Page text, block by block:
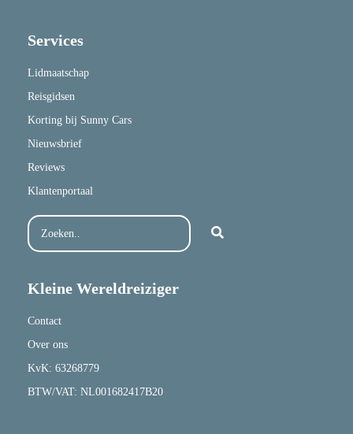
Services
Lidmaatschap
Reisgidsen
Korting bij Sunny Cars
Nieuwsbrief
Reviews
Klantenportaal
Kleine Wereldreiziger
Contact
Over ons
KvK: 63268779
BTW/VAT: NL001682417B20